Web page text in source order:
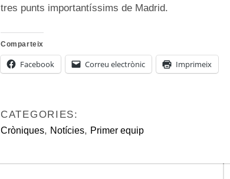
tres punts importantíssims de Madrid.
Comparteix
Facebook Correu electrònic Imprimeix
CATEGORIES:
Cròniques, Notícies, Primer equip